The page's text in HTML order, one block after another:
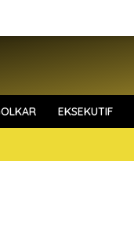
EKSEKUTIF